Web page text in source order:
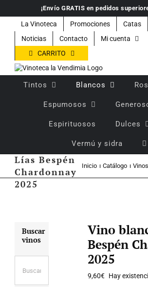
contenido
¡Envío GRATIS en pedidos
La Vinoteca Promociones Catas
Noticias
Contacto
Mi cuenta
CARRITO
Tintos Blancos
Espumosos
Espirituosos Dulces
Vermú y sidra
Vino blanco
Lías Bespén
Chardonnay
2025
Inicio Catálogo
Vino
Bespén
2025
9,60€ Hay
Buscar
vinos